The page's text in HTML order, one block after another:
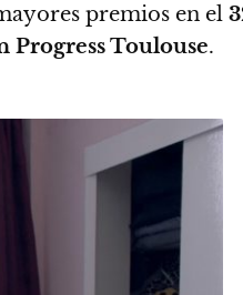
premios en el
Progress Toulouse.